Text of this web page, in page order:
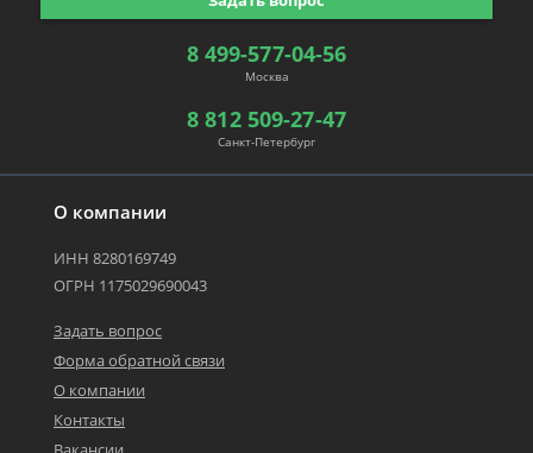
О компании
ИНН 8280169749
ОГРН 1175029690043
Задать вопрос
Форма обратной связи
О компании
Контакты
8 499-577-04-56
Москва
8 812 509-27-47
Санкт-Петербург